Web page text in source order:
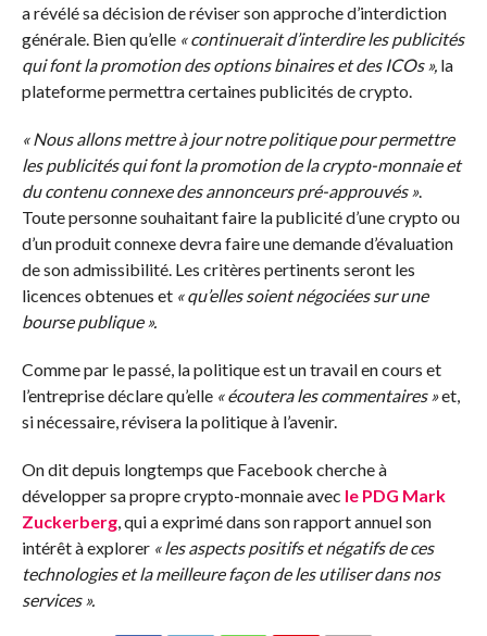
a révélé sa décision de réviser son approche d’interdiction
générale. Bien qu’elle « continuerait d’interdire les publicités
qui font la promotion des options binaires et des ICOs », la
plateforme permettra certaines publicités de crypto.
« Nous allons mettre à jour notre politique pour permettre
les publicités qui font la promotion de la crypto-monnaie et
du contenu connexe des annonceurs pré-approuvés ».
Toute personne souhaitant faire la publicité d’une crypto ou
d’un produit connexe devra faire une demande d’évaluation
de son admissibilité. Les critères pertinents seront les
licences obtenues et « qu’elles soient négociées sur une
bourse publique ».
Comme par le passé, la politique est un travail en cours et
l’entreprise déclare qu’elle « écoutera les commentaires »et,
si nécessaire, révisera la politique à l’avenir.
On dit depuis longtemps que Facebook cherche à
développer sa propre crypto-monnaie avec le PDG Mark
Zuckerberg, qui a exprimé dans son rapport annuel son
intérêt à explorer « les aspects positifs et négatifs de ces
technologies et la meilleure façon de les utiliser dans nos
services ».